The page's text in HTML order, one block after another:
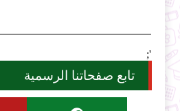
';
تابع صفحاتنا الرسمية